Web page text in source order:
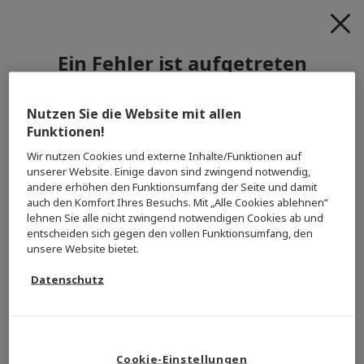
Bitte loggen Sie sich mit Ihrem Koelnmesse
Account ein.
Einloggen
Sie haben noch keinen Koelnmesse Account?
Ein Fehler ist aufgetreten
Bitte versuchen Sie es zu einem späteren Zeitpunkt erneut,
oder kontaktieren Sie den Support.
Nutzen Sie die Website mit allen
Funktionen!
Wir nutzen Cookies und externe Inhalte/Funktionen auf
unserer Website. Einige davon sind zwingend notwendig,
andere erhöhen den Funktionsumfang der Seite und damit
auch den Komfort Ihres Besuchs. Mit „Alle Cookies ablehnen“
lehnen Sie alle nicht zwingend notwendigen Cookies ab und
entscheiden sich gegen den vollen Funktionsumfang, den
unsere Website bietet.
Datenschutz
Cookie-Einstellungen